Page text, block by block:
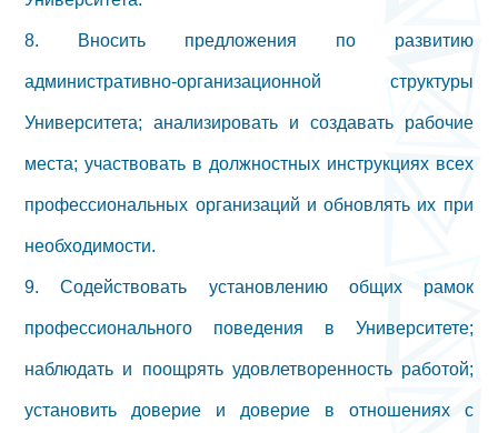
8. Вносить предложения по развитию
административно-организационной структуры
Университета; анализировать и создавать рабочие
места; участвовать в должностных инструкциях всех
профессиональных организаций и обновлять их при
необходимости.
9. Содействовать установлению общих рамок
профессионального поведения в Университете;
наблюдать и поощрять удовлетворенность работой;
установить доверие и доверие в отношениях с